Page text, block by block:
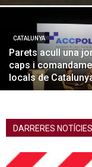
CATALUNYA
Parets acull una
caps i
locals de
DARRERES NOTÍCIES